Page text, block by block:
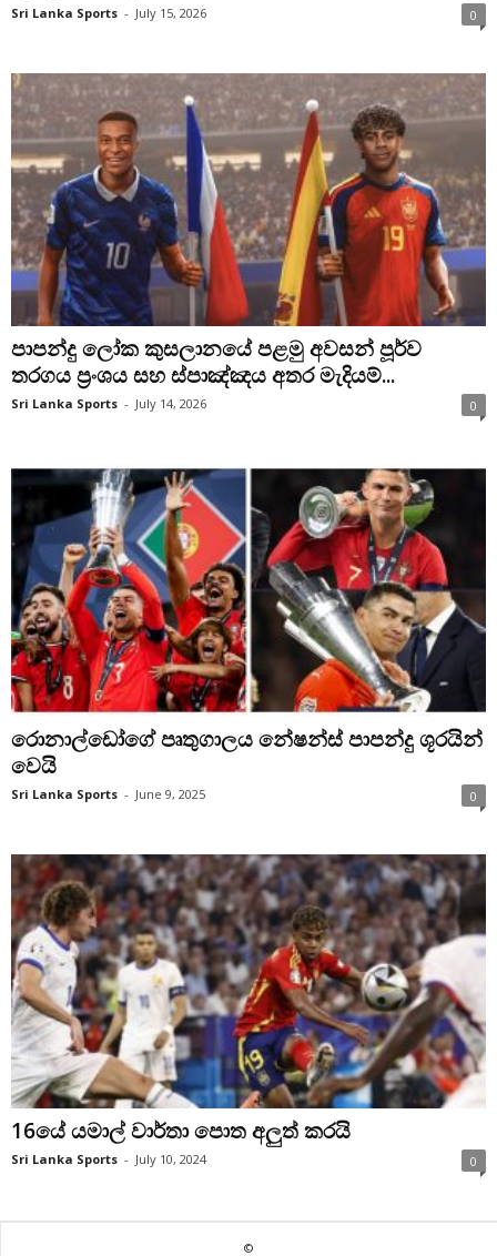
Sri Lanka Sports - July 15, 2026 0
පාපන්දු ලෝක කුසලානයේ පළමු අවසන් පූර්ව
තරගය ප්‍රංශය සහ ස්පාඤ්ඤය අතර මැදියම්...
Sri Lanka Sports - July 14, 2026 0
රොනාල්ඩෝගේ පෘතුගාලය නේෂන්ස් පාපන්දු ශූරයින්
වෙයි
Sri Lanka Sports - June 9, 2025 0
16යේ යමාල් වාර්තා පොත අලුත් කරයි
Sri Lanka Sports - July 10, 2024 0
©